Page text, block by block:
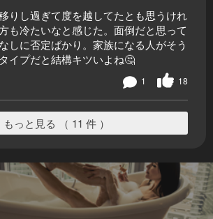
りし過ぎて度を越してたとも思うけれ
も冷たいなと感じた。面倒だと思って
しに否定ばかり。家族になる人がそう
イプだと結構キツいよね🤔
18
1
もっと見る （ 11 件 ）